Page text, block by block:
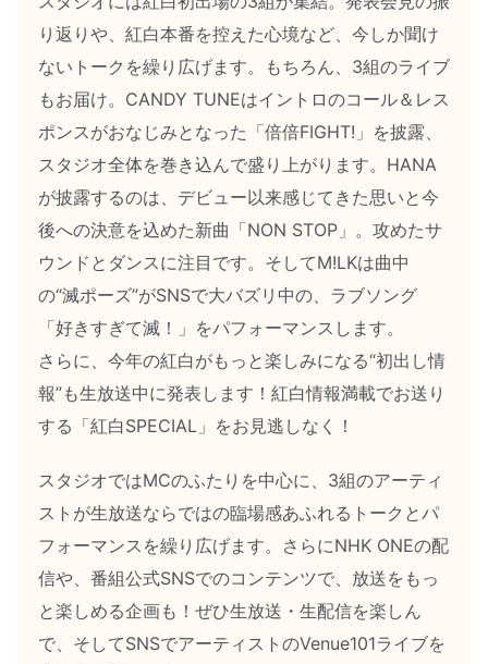
り返りや、紅白本番を控えた心境など、今しか聞け
ないトークを繰り広げます。もちろん、3組のライブ
もお届け。CANDY TUNEはイントロのコール＆レス
ポンスがおなじみとなった「倍倍FIGHT!」を披露、
スタジオ全体を巻き込んで盛り上がります。HANA
が披露するのは、デビュー以来感じてきた思いと今
後への決意を込めた新曲「NON STOP」。攻めたサ
ウンドとダンスに注目です。そしてM!LKは曲中
の“滅ポーズ”がSNSで大バズリ中の、ラブソング
「好きすぎて滅！」をパフォーマンスします。
さらに、今年の紅白がもっと楽しみになる“初出し情
報”も生放送中に発表します！紅白情報満載でお送り
する「紅白SPECIAL」をお見逃しなく！
スタジオではMCのふたりを中心に、3組のアーティ
ストが生放送ならではの臨場感あふれるトークとパ
フォーマンスを繰り広げます。さらにNHK ONEの配
信や、番組公式SNSでのコンテンツで、放送をもっ
と楽しめる企画も！ぜひ生放送・生配信を楽しん
で、そしてSNSでアーティストのVenue101ライブを